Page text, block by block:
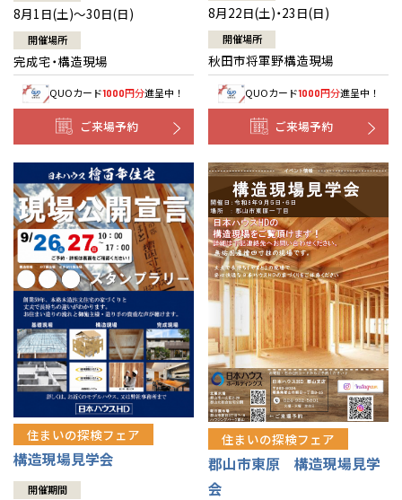
8月1日(土)～30日(日)
開催場所
完成宅・構造現場
QUOカード1000円分進呈中！
ご来場予約
8月22日(土)・23日(日)
開催場所
秋田市将軍野構造現場
QUOカード1000円分進呈中！
ご来場予約
住まいの探検フェア
構造現場見学会
開催期間
住まいの探検フェア
郡山市東原 構造現場見学
会